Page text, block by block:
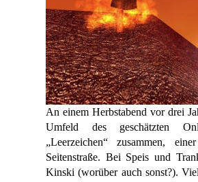
An einem Herbstabend vor drei
Umfeld des geschätzten
„Leerzeichen“ zusammen,
Seitenstraße. Bei Speis und
Kinski (worüber auch sonst?).